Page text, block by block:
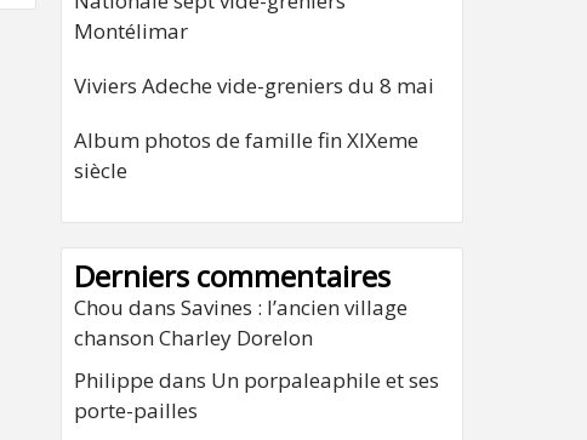
Montélimar
Viviers Adeche vide-greniers du 8 mai
Album photos de famille fin XIXeme
siècle
Derniers commentaires
Chou dans Savines : l’ancien village
chanson Charley Dorelon
Philippe dans Un porpaleaphile et ses
porte-pailles